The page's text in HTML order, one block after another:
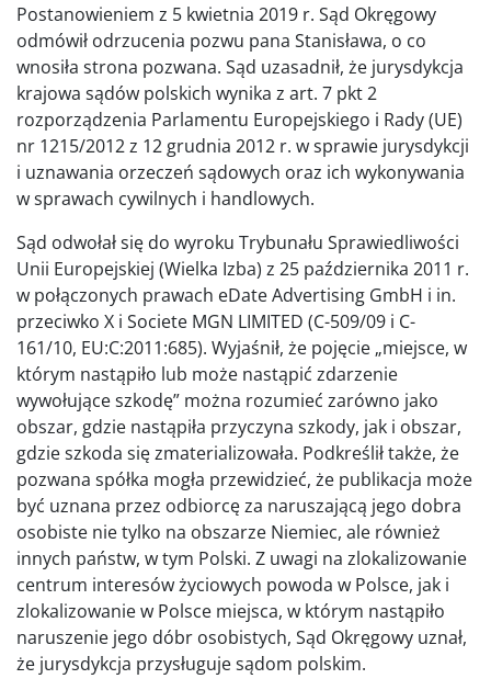
Postanowieniem z 5 kwietnia 2019 r. Sąd Okręgowy
odmówił odrzucenia pozwu pana Stanisława, o co
wnosiła strona pozwana. Sąd uzasadnił, że jurysdykcja
krajowa sądów polskich wynika z art. 7 pkt 2
rozporządzenia Parlamentu Europejskiego i Rady (UE)
nr 1215/2012 z 12 grudnia 2012 r. w sprawie jurysdykcji
i uznawania orzeczeń sądowych oraz ich wykonywania
w sprawach cywilnych i handlowych.
Sąd odwołał się do wyroku Trybunału Sprawiedliwości
Unii Europejskiej (Wielka Izba) z 25 października 2011 r.
w połączonych prawach eDate Advertising GmbH i in.
przeciwko X i Societe MGN LIMITED (C-509/09 i C-
161/10, EU:C:2011:685). Wyjaśnił, że pojęcie „miejsce, w
którym nastąpiło lub może nastąpić zdarzenie
wywołujące szkodę” można rozumieć zarówno jako
obszar, gdzie nastąpiła przyczyna szkody, jak i obszar,
gdzie szkoda się zmaterializowała. Podkreślił także, że
pozwana spółka mogła przewidzieć, że publikacja może
być uznana przez odbiorcę za naruszającą jego dobra
osobiste nie tylko na obszarze Niemiec, ale również
innych państw, w tym Polski. Z uwagi na zlokalizowanie
centrum interesów życiowych powoda w Polsce, jak i
zlokalizowanie w Polsce miejsca, w którym nastąpiło
naruszenie jego dóbr osobistych, Sąd Okręgowy uznał,
że jurysdykcja przysługuje sądom polskim.